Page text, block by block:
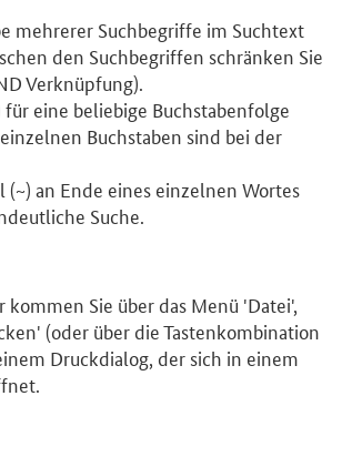
mehrerer Suchbegriffe im Suchtext
den Suchbegriffen schränken Sie
Verknüpfung).
eine beliebige Buchstabenfolge
Buchstaben sind bei der
(~) an Ende eines einzelnen Wortes
Suche.
Sie über das Menü 'Datei',
(oder über die Tastenkombination
Druckdialog, der sich in einem